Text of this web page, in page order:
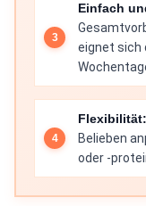
Einfach
eignet sich
Flexibilität:
Belieben
oder -